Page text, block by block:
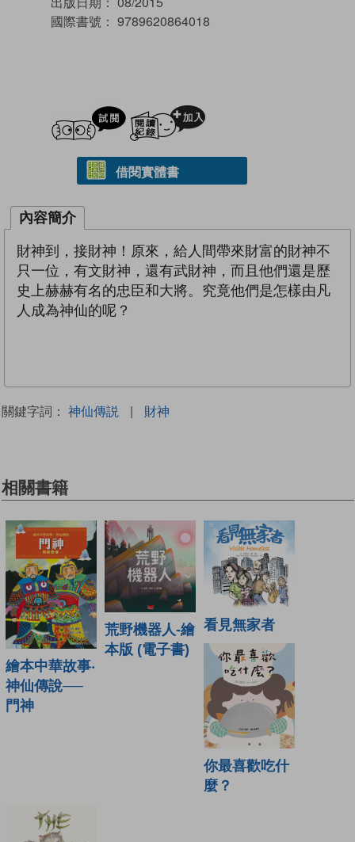
國際書號： 9789620864018
試閲
借閱實體書
內容簡介
財神到，接財神！原來，給人間帶來財富的財神不
只一位，有文財神，還有武財神，而且他們還是歷
史上赫赫有名的忠臣和大將。究竟他們是怎樣由凡
人成為神仙的呢？
關鍵字詞： 神仙傳説 | 財神
相關書籍
繪本中華故事‧
神仙傳說──
門神
荒野機器人-繪
本版 (電子書)
看見無家者
你最喜歡吃什
麼？